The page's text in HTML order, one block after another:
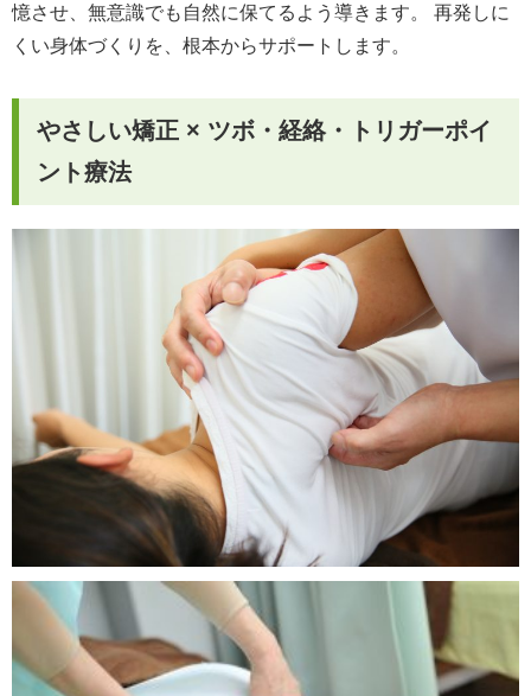
憶させ、無意識でも自然に保てるよう導きます。 再発しに
くい身体づくりを、根本からサポートします。
やさしい矯正 × ツボ・経絡・トリガーポイ
ント療法